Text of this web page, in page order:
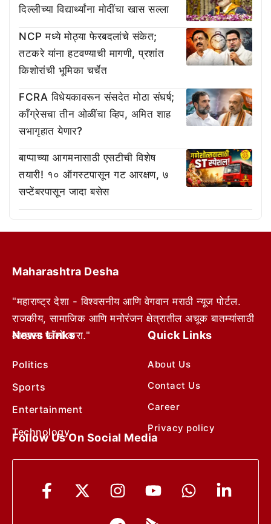
दिल्लीच्या विद्यार्थ्यांना मोदींचा खास सल्ला
NCP मध्ये मोठ्या फेरबदलांचे संकेत;
तटकरे यांना हटवण्याची मागणी, प्रशांत
किशोरांची भूमिका चर्चेत
FCRA विधेयकावरून संसदेत मोठा संघर्ष;
काँग्रेसचा तीन ओळींचा व्हिप, अमित शाह
सभागृहात येणार?
बाप्पाच्या आगमनासाठी एसटीची विशेष
तयारी! १० ऑगस्टपासून गट आरक्षण, ७
सप्टेंबरपासून जादा बसेस
Maharashtra Desha
"महाराष्ट्र देशा - विश्वसनीय आणि वेगवान मराठी न्यूज पोर्टल.
राजकीय, सामाजिक आणि मनोरंजन क्षेत्रातील अचूक बातम्यांसाठी
आम्हाला फॉलो करा."
News Links
Politics
Sports
Entertainment
Technology
Quick Links
About Us
Contact Us
Career
Privacy policy
Follow Us On Social Media